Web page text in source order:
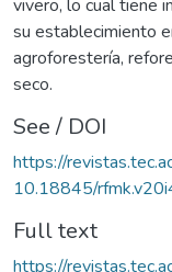
vivero, lo cual tiene
su establecimiento
agroforestería,
seco.
See / DOI
https://
10.18845/
Full text
https://